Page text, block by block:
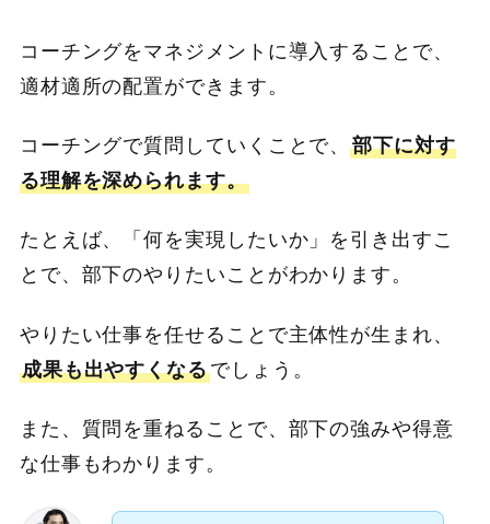
コーチングをマネジメントに導入することで、
適材適所の配置ができます。
コーチングで質問していくことで、部下に対す
る理解を深められます。
たとえば、「何を実現したいか」を引き出すこ
とで、部下のやりたいことがわかります。
やりたい仕事を任せることで主体性が生まれ、
成果も出やすくなるでしょう。
また、質問を重ねることで、部下の強みや得意
な仕事もわかります。